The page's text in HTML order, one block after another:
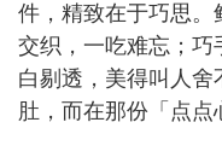
件，精致在于巧思。
交织，一吃难忘；巧
白剔透，美得叫人
肚，而在那份「点点